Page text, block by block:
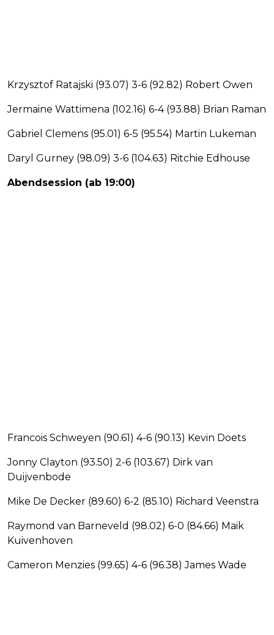
Krzysztof Ratajski (93.07) 3-6 (92.82) Robert Owen
Jermaine Wattimena (102.16) 6-4 (93.88) Brian Raman
Gabriel Clemens (95.01) 6-5 (95.54) Martin Lukeman
Daryl Gurney (98.09) 3-6 (104.63) Ritchie Edhouse
Abendsession (ab 19:00)
Francois Schweyen (90.61) 4-6 (90.13) Kevin Doets
Jonny Clayton (93.50) 2-6 (103.67) Dirk van
Duijvenbode
Mike De Decker (89.60) 6-2 (85.10) Richard Veenstra
Raymond van Barneveld (98.02) 6-0 (84.66) Maik
Kuivenhoven
Cameron Menzies (99.65) 4-6 (96.38) James Wade